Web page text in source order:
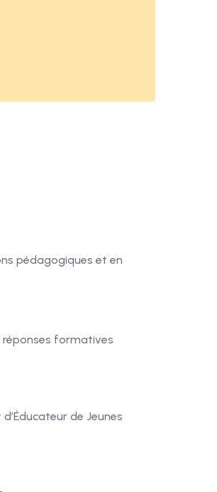
pédagogiques et en
réponses formatives
de Jeunes